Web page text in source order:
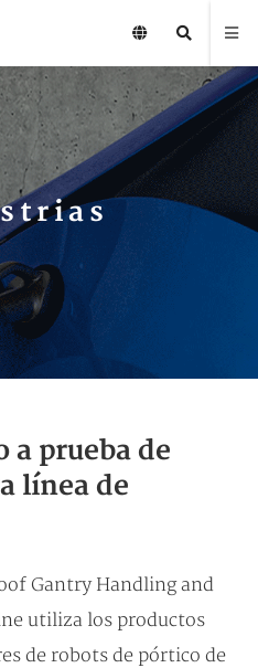
a prueba de
línea de
Gantry Handling and
utiliza los productos
de robots de pórtico de